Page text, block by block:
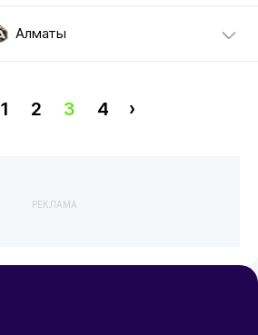
Алматы
1 2 3 4 ›
РЕКЛАМА